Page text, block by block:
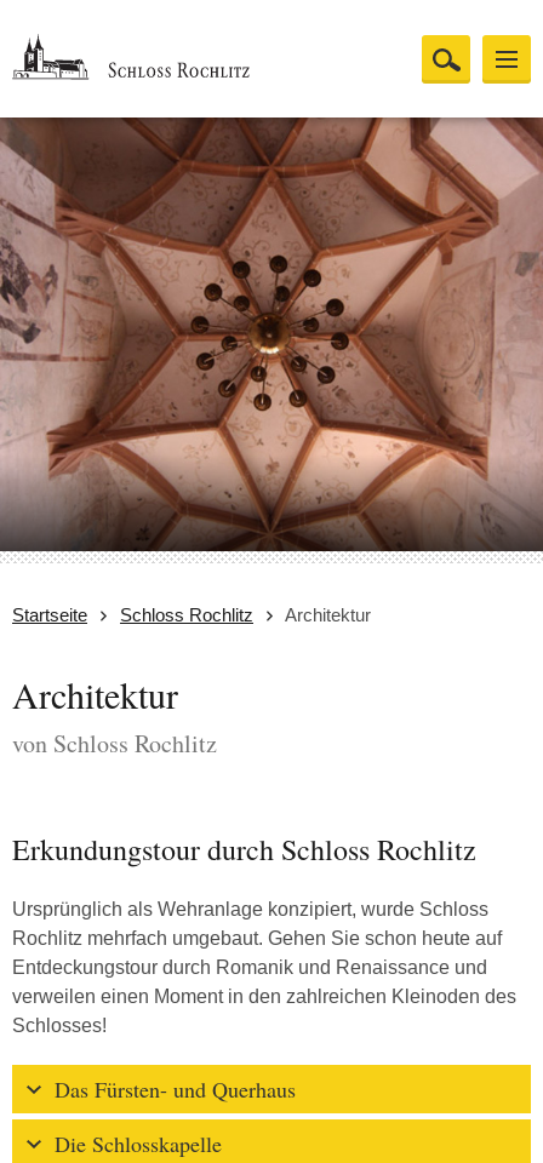
Startseite Schloss Rochlitz Architektur
Architektur
von Schloss Rochlitz
Erkundungstour durch Schloss Rochlitz
Ursprünglich als Wehranlage konzipiert, wurde Schloss
Rochlitz mehrfach umgebaut. Gehen Sie schon heute auf
Entdeckungstour durch Romanik und Renaissance und
verweilen einen Moment in den zahlreichen Kleinoden des
Schlosses!
Das Fürsten- und Querhaus
Die Schlosskapelle